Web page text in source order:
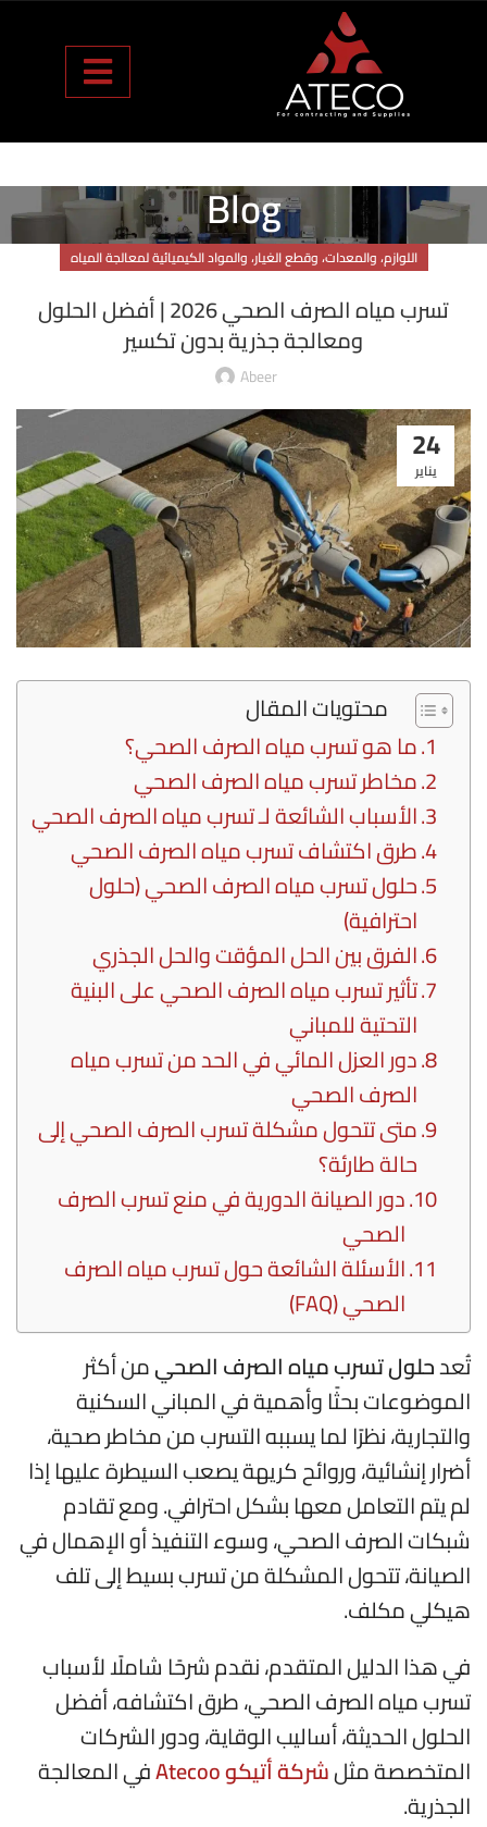
Blog
اللوازم، والمعدات، وقطع الغيار، والمواد الكيميائية لمعالجة المياه
تسرب مياه الصرف الصحي 2026 | أفضل الحلول
ومعالجة جذرية بدون تكسير
Abeer
24
يناير
محتويات المقال
ما هو تسرب مياه الصرف الصحي؟
مخاطر تسرب مياه الصرف الصحي
الأسباب الشائعة لـ تسرب مياه الصرف الصحي
طرق اكتشاف تسرب مياه الصرف الصحي
حلول تسرب مياه الصرف الصحي (حلول
احترافية)
الفرق بين الحل المؤقت والحل الجذري
تأثير تسرب مياه الصرف الصحي على البنية
التحتية للمباني
دور العزل المائي في الحد من تسرب مياه
الصرف الصحي
متى تتحول مشكلة تسرب الصرف الصحي إلى
حالة طارئة؟
دور الصيانة الدورية في منع تسرب الصرف
الصحي
الأسئلة الشائعة حول تسرب مياه الصرف
الصحي (FAQ)
تُعدحلول تسرب مياه الصرف الصحيمن أكثر
الموضوعات بحثًا وأهمية في المباني السكنية
والتجارية، نظرًا لما يسببه التسرب من مخاطر صحية،
أضرار إنشائية، وروائح كريهة يصعب السيطرة عليها إذا
لم يتم التعامل معها بشكل احترافي. ومع تقادم
شبكات الصرف الصحي، وسوء التنفيذ أو الإهمال في
الصيانة، تتحول المشكلة من تسرب بسيط إلى تلف
هيكلي مكلف.
في هذا الدليل المتقدم، نقدم شرحًا شاملًا لأسباب
تسرب مياه الصرف الصحي، طرق اكتشافه، أفضل
الحلول الحديثة، أساليب الوقاية، ودور الشركات
المتخصصة مثلشركة أتيكو Atecoo
في المعالجة
الجذرية.